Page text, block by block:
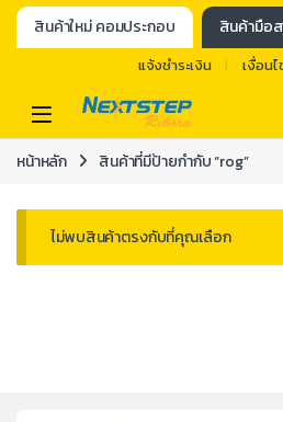
สินค้าใหม่ คอมประกอบ สินค้ามือ
แจ้งชำระเงิน เงื่อน
หน้าหลัก สินค้าที่มีป้ายกำกับ “rog”
ไม่พบสินค้าตรงกับที่คุณเลือก